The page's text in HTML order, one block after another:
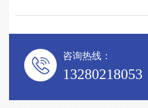
咨询热线：
13280218053